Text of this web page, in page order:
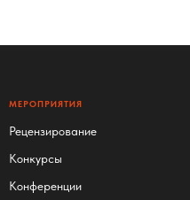
МЕРОПРИЯТИЯ
Рецензирование
Конкурсы
Конференции